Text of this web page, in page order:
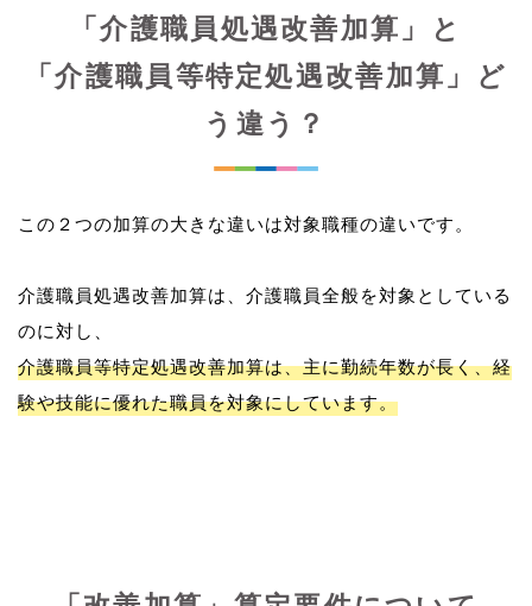
「介護職員処遇改善加算」と
「介護職員等特定処遇改善加算」ど
う違う？
この２つの加算の大きな違いは対象職種の違いです。
介護職員処遇改善加算は、介護職員全般を対象としている
介護職員等特定処遇改善加算は、主に勤続年数が長く、経
験や技能に優れた職員を対象にしています。